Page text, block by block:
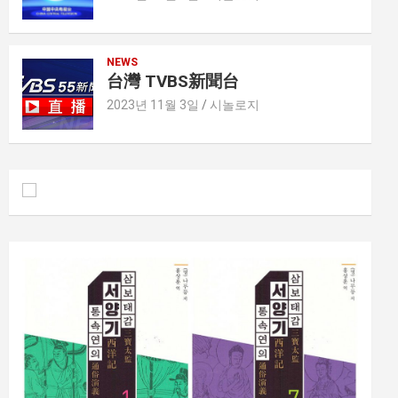
NEWS
台灣 TVBS新聞台
2023년 11월 3일 시놀로지